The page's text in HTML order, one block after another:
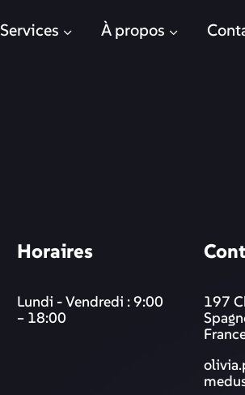
Services À propos
Horaires
Lundi - Vendredi : 9:00
– 18:00
197